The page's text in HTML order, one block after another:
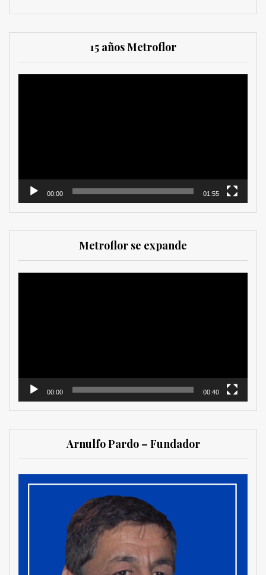
15 años Metroflor
00:00 01:55
Metroflor se expande
00:00 00:40
Arnulfo Pardo – Fundador